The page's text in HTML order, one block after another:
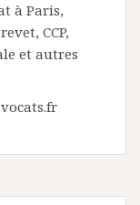
à Paris,
CCP,
et autres